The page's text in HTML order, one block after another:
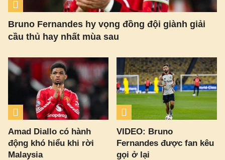
Bruno Fernandes hy vọng đồng đội giành giải
cầu thủ hay nhất mùa sau
Amad Diallo có hành
động khó hiểu khi rời
Malaysia
VIDEO: Bruno
Fernandes được fan kêu
gọi ở lại